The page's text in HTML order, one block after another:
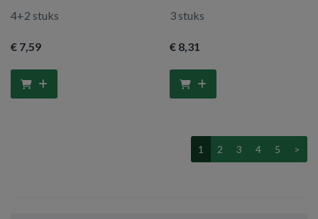
4+2 stuks
€ 7,59
3 stuks
€ 8,31
1 2 3 4 5 >